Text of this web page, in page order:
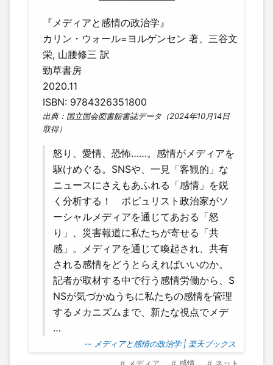
『メディアと感情の政治学』
カリン・ウォール=ヨルゲンセン 著、三谷文
栄, 山腰修三 訳
勁草書房
2020.11
ISBN: 9784326351800
出典：国立国会図書館書誌データ（2024年10月14日
取得）
怒り、愛情、恐怖……。感情がメディアを
駆けめぐる。SNSや、一見「客観的」な
ニュースにさえもあふれる「感情」を鋭
く分析する！ ポピュリスト政治家がソ
ーシャルメディアを通じてあおる「怒
り」、災害報道に私たちが寄せる「共
感」。メディアを通じて喚起され、共有
される感情をどうとらえればいいのか。
記者が取材する中で行う感情労働から、S
NSが気づかぬうちに私たちの感情を管理
するメカニズムまで、新たな視点でメデ
…
-- メディアと感情の政治学 | 楽天ブックス